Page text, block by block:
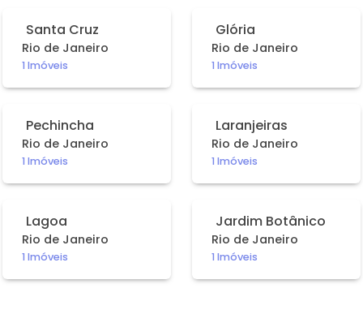
Santa Cruz
Rio de Janeiro
1 Imóveis
Glória
Rio de Janeiro
1 Imóveis
Pechincha
Rio de Janeiro
1 Imóveis
Laranjeiras
Rio de Janeiro
1 Imóveis
Lagoa
Rio de Janeiro
1 Imóveis
Jardim Botânico
Rio de Janeiro
1 Imóveis